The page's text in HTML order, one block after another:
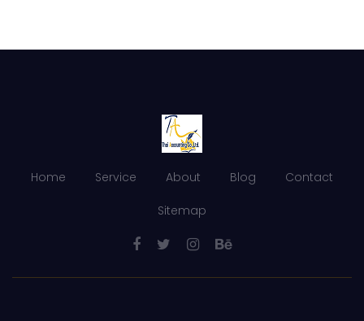
Home Service About Blog Contact
Sitemap